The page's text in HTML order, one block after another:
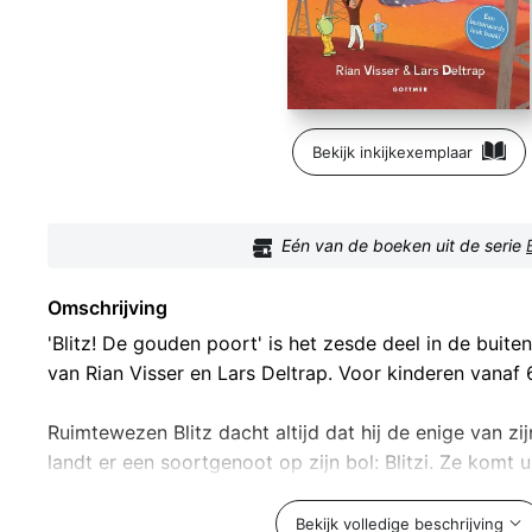
Bekijk inkijkexemplaar
Eén van de boeken uit de serie
Omschrijving
'Blitz! De gouden poort' is het zesde deel in de
van Rian Visser en Lars Deltrap. Voor kinderen vanaf
Ruimtewezen Blitz dacht altijd dat hij de enige van
landt er een soortgenoot op zijn bol: Blitzi. Ze komt
terug naar Blitzem, maar ze kan de poort niet meer
Bekijk volledige beschrijving